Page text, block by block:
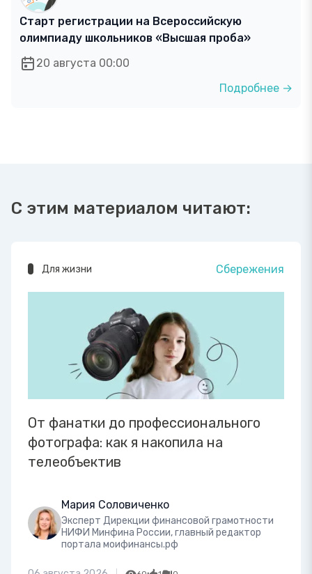
Старт регистрации на Всероссийскую
олимпиаду школьников «Высшая проба»
20 августа 00:00
Подробнее →
С этим материалом читают:
Для жизни Сбережения
От фанатки до профессионального
фотографа: как я накопила на
телеобъектив
Мария Соловиченко
Эксперт Дирекции финансовой грамотности
НИФИ Минфина России, главный редактор
портала моифинансы.рф